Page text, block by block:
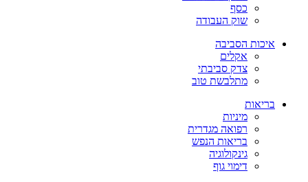
כסף
שוק העבודה
איכות הסביבה
אקלים
צדק סביבתי
מתלבשת טוב
בריאות
מיניות
רפואה מגדרית
בריאות הנפש
גינקולוגיה
דימוי גוף